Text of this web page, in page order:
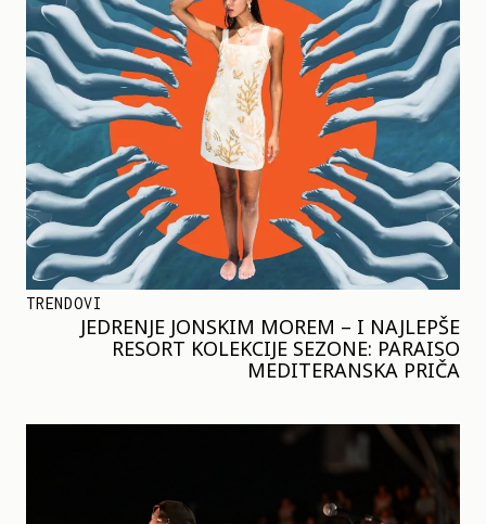
TRENDOVI
JEDRENJE JONSKIM MOREM – I NAJLEPŠE
RESORT KOLEKCIJE SEZONE: PARAISO
MEDITERANSKA PRIČA